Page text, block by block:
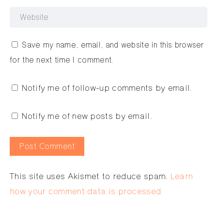
Save my name, email, and website in this browser
for the next time I comment.
Notify me of follow-up comments by email.
Notify me of new posts by email.
Alternative:
This site uses Akismet to reduce spam. Learn
how your comment data is processed.